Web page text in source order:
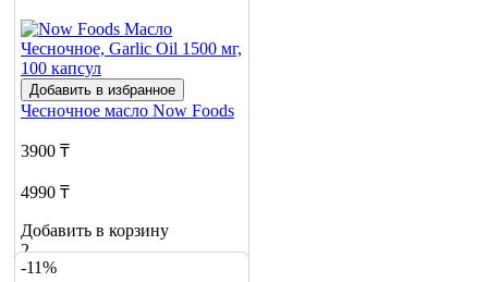
Добавить в избранное
Чесночное масло Now Foods
3900 ₸
4990 ₸
Добавить в корзину
2
-11%